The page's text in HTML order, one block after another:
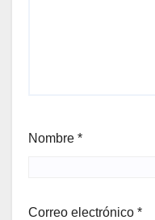
Nombre *
Correo electrónico *